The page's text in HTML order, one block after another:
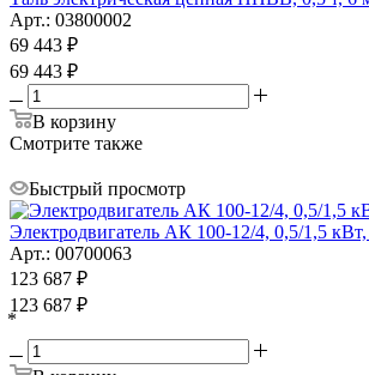
Арт.: 03800002
69 443 ₽
69 443 ₽
В корзину
Смотрите также
Быстрый просмотр
Электродвигатель АК 100-12/4, 0,5/1,5
Арт.: 00700063
123 687 ₽
123 687 ₽
*